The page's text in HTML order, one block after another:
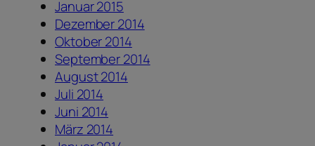
Januar 2015
Dezember 2014
Oktober 2014
September 2014
August 2014
Juli 2014
Juni 2014
März 2014